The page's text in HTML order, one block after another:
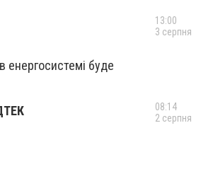
енергосистемі буде
13:00
3 серпня
08:14
2 серпня